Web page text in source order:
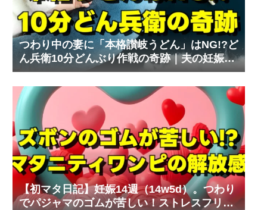
つわり中の妻に「本格讃岐うどん」はNG!?ど
ん兵衛10分どんぶり作戦の奇跡｜夫の妊娠体
験記⑧
【初マタ日記】妊娠14週（14w5d）。つわり
でパジャマのゴムが苦しい！ストレスフリー